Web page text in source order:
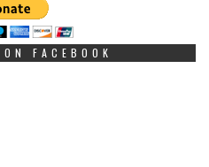
FACEBOOK